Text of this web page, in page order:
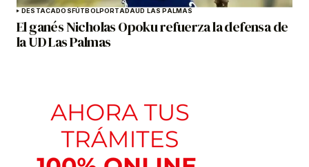
DESTACADOSFÚTBOLPORTADAUD LAS PALMAS
El ganés Nicholas Opoku refuerza la defensa de
la UD Las Palmas